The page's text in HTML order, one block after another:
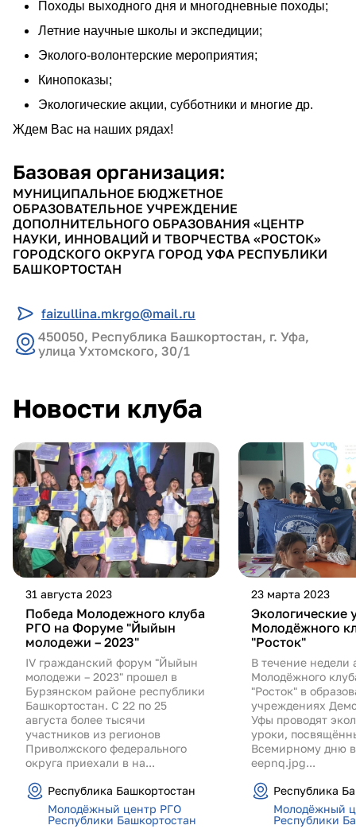
Походы выходного дня и многодневные походы;
Летние научные школы и экспедиции;
Эколого-волонтерские мероприятия;
Кинопоказы;
Экологические акции, субботники и многие др.
Ждем Вас на наших рядах!
Базовая организация:
МУНИЦИПАЛЬНОЕ БЮДЖЕТНОЕ
ОБРАЗОВАТЕЛЬНОЕ УЧРЕЖДЕНИЕ
ДОПОЛНИТЕЛЬНОГО ОБРАЗОВАНИЯ «ЦЕНТР
НАУКИ, ИННОВАЦИЙ И ТВОРЧЕСТВА «РОСТОК»
ГОРОДСКОГО ОКРУГА ГОРОД УФА РЕСПУБЛИКИ
БАШКОРТОСТАН
faizullina.mkrgo@mail.ru
450050, Республика Башкортостан, г. Уфа,
улица Ухтомского, 30/1
Новости клуба
31 августа 2023
Победа Молодежного клуба
РГО на Форуме "Йыйын
молодежи – 2023"
IV гражданский форум "Йыйын
молодежи – 2023" прошел в
Бурзянском районе республики
Башкортостан. ️С 22 по 25
августа более тысячи
участников из регионов
Приволжского федерального
округа приехали в на...
Республика Башкортостан
Молодёжный центр РГО
Республики Башкортостан
23 марта 2023
Экологические
Молодёжного
"Росток"
В течение недели
Молодёжного
"Росток" в
учреждениях
Уфы проводят
уроки,
Всемирному дню
eepnq.jpg...
Республика
Молодёжный
Республики